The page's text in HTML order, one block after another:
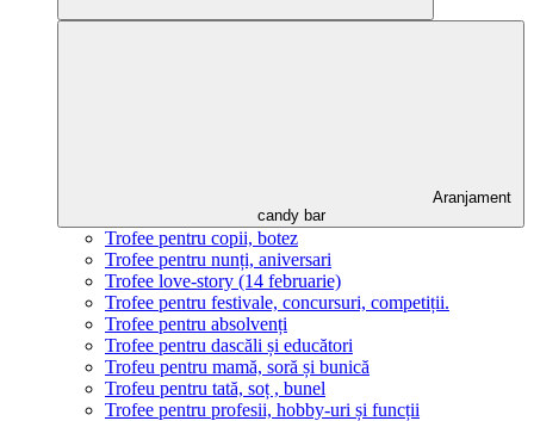
Aranjament
candy bar
Trofee pentru copii, botez
Trofee pentru nunți, aniversari
Trofee love-story (14 februarie)
Trofee pentru festivale, concursuri, competiții.
Trofee pentru absolvenți
Trofee pentru dascăli și educători
Trofeu pentru mamă, soră și bunică
Trofeu pentru tată, soț , bunel
Trofee pentru profesii, hobby-uri și funcții